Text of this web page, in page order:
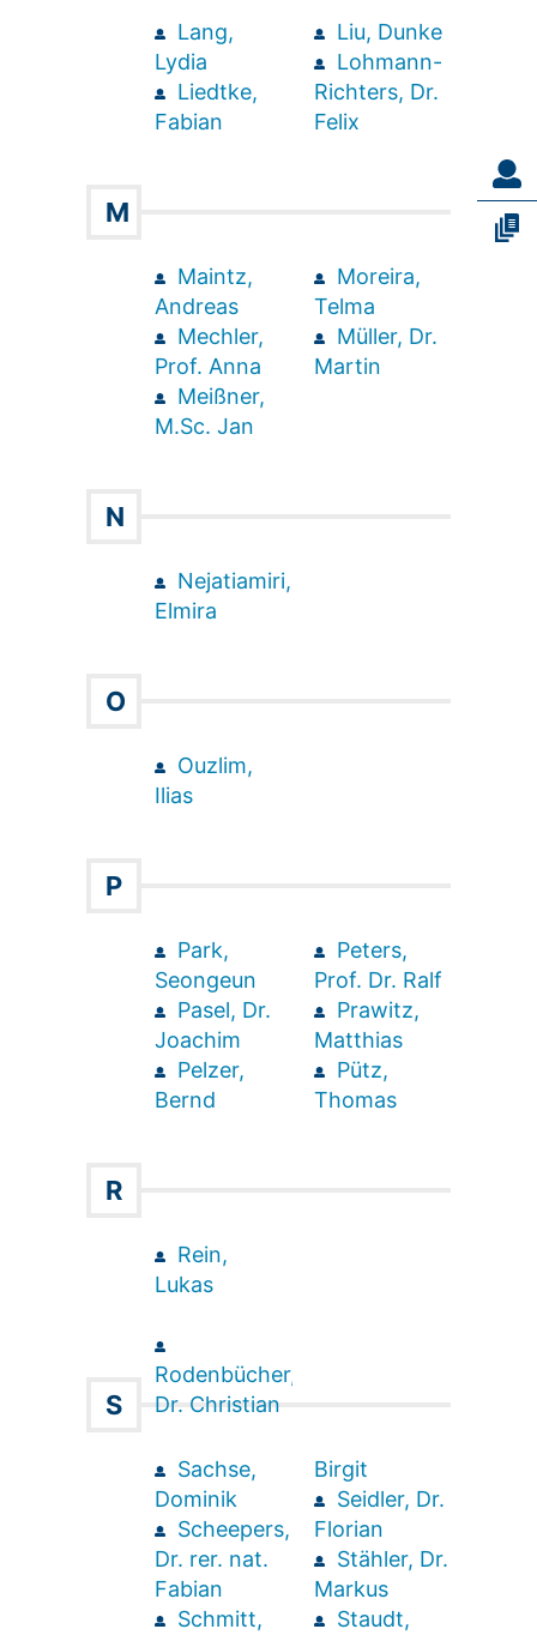
Lang,
Lydia
Liedtke,
Fabian
Liu, Dunke
Lohmann-
Richters, Dr.
Felix
M
Maintz,
Andreas
Mechler,
Prof. Anna
Meißner,
M.Sc. Jan
Moreira,
Telma
Müller, Dr.
Martin
N
Nejatiamiri,
Elmira
O
Ouzlim,
Ilias
P
Park,
Seongeun
Pasel, Dr.
Joachim
Pelzer,
Bernd
Peters,
Prof. Dr. Ralf
Prawitz,
Matthias
Pütz,
Thomas
R
Rein,
Lukas
S
Sachse,
Dominik
Scheepers,
Dr. rer. nat.
Fabian
Schmitt,
Birgit
Seidler, Dr.
Florian
Stähler, Dr.
Markus
Staudt,